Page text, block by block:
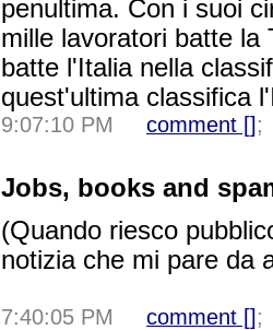
penultima. Con i suoi
mille lavoratori batte la
batte l'Italia nella
quest'ultima classifica
9:07:10 PM comment [] ;
Jobs, books and
(Quando riesco
notizia che mi pare da
7:40:05 PM comment [] ;